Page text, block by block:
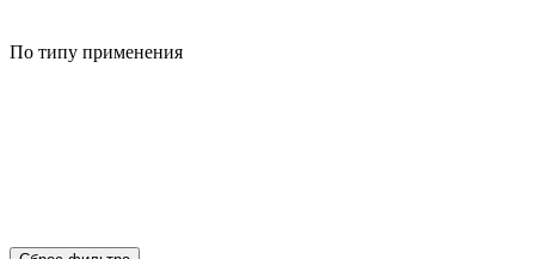
По типу применения